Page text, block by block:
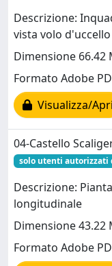
Descrizione:
vista volo d'uccello
Dimensione 66.42
Formato Adobe
Visualizza/Apri
04-Castello
solo utenti autorizzati
Descrizione:
longitudinale
Dimensione 43.22
Formato Adobe